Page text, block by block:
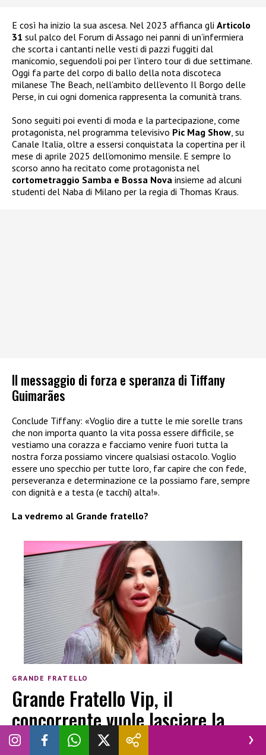
E così ha inizio la sua ascesa. Nel 2023 affianca gli Articolo
31 sul palco del Forum di Assago nei panni di un’infermiera
che scorta i cantanti nelle vesti di pazzi fuggiti dal
manicomio, seguendoli poi per l’intero tour di due settimane.
Oggi fa parte del corpo di ballo della nota discoteca
milanese The Beach, nell’ambito dell’evento Il Borgo delle
Perse, in cui ogni domenica rappresenta la comunità trans.
Sono seguiti poi eventi di moda e la partecipazione, come
protagonista, nel programma televisivo Pic Mag Show, su
Canale Italia, oltre a essersi conquistata la copertina per il
mese di aprile 2025 dell’omonimo mensile. E sempre lo
scorso anno ha recitato come protagonista nel
cortometraggio Samba e Bossa Nova insieme ad alcuni
studenti del Naba di Milano per la regia di Thomas Kraus.
Il messaggio di forza e speranza di Tiffany
Guimarães
Conclude Tiffany: «Voglio dire a tutte le mie sorelle trans
che non importa quanto la vita possa essere difficile, se
vestiamo una corazza e facciamo venire fuori tutta la
nostra forza possiamo vincere qualsiasi ostacolo. Voglio
essere uno specchio per tutte loro, far capire che con fede,
perseveranza e determinazione ce la possiamo fare, sempre
con dignità e a testa (e tacchi) alta!».
La vedremo al Grande fratello?
GRANDE FRATELLO
Grande Fratello Vip, il
concorrente vuole lasciare la
Casa: cosa sta succedendo